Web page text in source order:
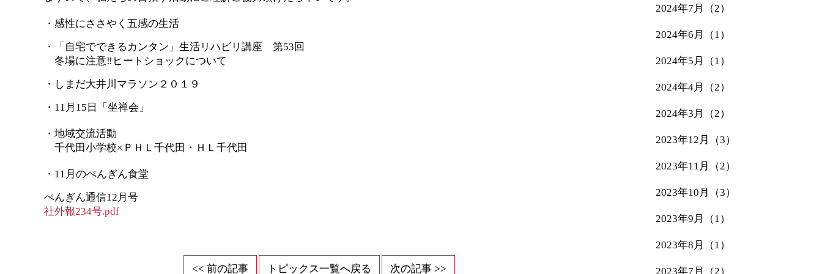
・感性にささやく五感の生活
・「自宅でできるカンタン」生活リハビリ講座 第53回
冬場に注意‼ヒートショックについて
・しまだ大井川マラソン２０１９
・11月15日「坐禅会」
・地域交流活動
千代田小学校×ＰＨＬ千代田・ＨＬ千代田
・11月のぺんぎん食堂
ぺんぎん通信12月号
社外報234号.pdf
<< 前の記事 トピックス一覧へ戻る 次の記事 >>
2024年7月（2）
2024年6月（1）
2024年5月（1）
2024年4月（2）
2024年3月（2）
2023年12月（3）
2023年11月（2）
2023年10月（3）
2023年9月（1）
2023年8月（1）
2023年7月（2）